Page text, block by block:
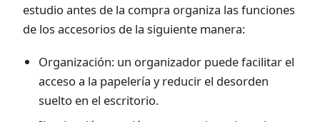
estudio antes de la compra organiza las funciones
de los accesorios de la siguiente manera:
Organización: un organizador puede facilitar el
acceso a la papelería y reducir el desorden
suelto en el escritorio.